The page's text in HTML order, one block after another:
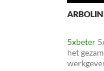
5xbeter
het